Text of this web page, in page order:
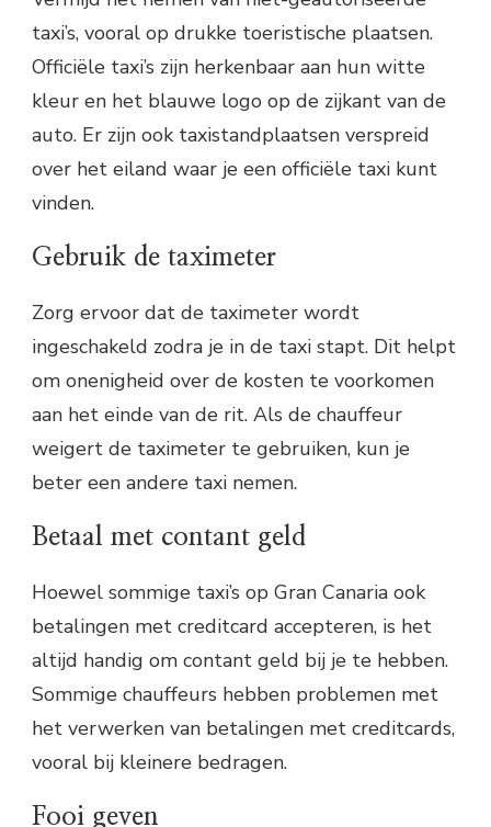
taxi’s, vooral op drukke toeristische plaatsen.
Officiële taxi’s zijn herkenbaar aan hun witte
kleur en het blauwe logo op de zijkant van de
auto. Er zijn ook taxistandplaatsen verspreid
over het eiland waar je een officiële taxi kunt
vinden.
Gebruik de taximeter
Zorg ervoor dat de taximeter wordt
ingeschakeld zodra je in de taxi stapt. Dit helpt
om onenigheid over de kosten te voorkomen
aan het einde van de rit. Als de chauffeur
weigert de taximeter te gebruiken, kun je
beter een andere taxi nemen.
Betaal met contant geld
Hoewel sommige taxi’s op Gran Canaria ook
betalingen met creditcard accepteren, is het
altijd handig om contant geld bij je te hebben.
Sommige chauffeurs hebben problemen met
het verwerken van betalingen met creditcards,
vooral bij kleinere bedragen.
Fooi geven